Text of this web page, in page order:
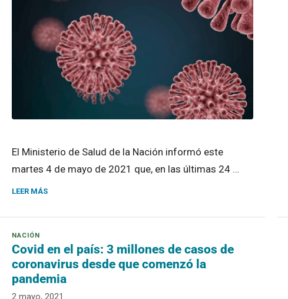
El Ministerio de Salud de la Nación informó este
martes 4 de mayo de 2021 que, en las últimas 24 …
LEER MÁS
Covid en el país: 3 millones de casos de
coronavirus desde que comenzó la
pandemia